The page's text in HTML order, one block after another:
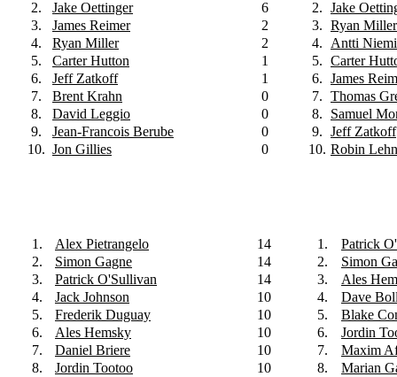
2. Jake Oettinger
6
3.
James Reimer
2
4.
Ryan Miller
2
5.
Carter Hutton
1
6.
Jeff Zatkoff
1
7.
Brent Krahn
0
8.
David Leggio
0
9.
Jean-Francois Berube
0
10. Jon Gillies 0
2. Jake
3. Ryan Miller
4.
Antti Niemi
5. Carter
6. James
7. Thomas
8.
Samuel
9. Jeff Zatkoff
10. Robin
1. Alex Pietrangelo
14
2.
Simon Gagne
14
3.
Patrick O'Sullivan
14
4.
Jack Johnson
10
5.
Frederik Duguay
10
6.
Ales Hemsky
10
7.
Daniel Briere
10
8.
Jordin Tootoo
10
1.
Patrick
2.
Simon
3.
Ales
4.
Dave
5.
Blake
6.
Jordin
7.
Maxim
8.
Marian